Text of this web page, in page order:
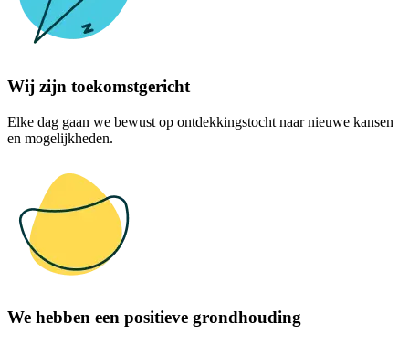
Wij zijn toekomstgericht
Elke dag gaan we bewust op ontdekkingstocht naar nieuwe kansen
en mogelijkheden.
We hebben een positieve grondhouding